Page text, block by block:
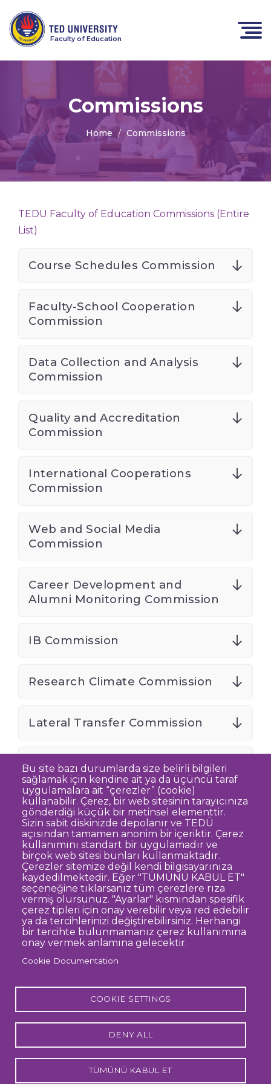
Faculty of Education
Commissions
Home Commissions
TEDU Faculty of Education Commissions (Entire
List)
Course Schedules Commission
Faculty-School Cooperation
Commission
Data Collection and Analysis
Commission
Quality and Accreditation
Commission
International Cooperations
Commission
Web and Social Media
Commission
Career Development and
Alumni Monitoring Commission
IB Commission
Research Climate Commission
Lateral Transfer Commission
TED Ambassador
Bu site bazı durumlarda size belirli bilgileri
sağlamak için kendine ait ya da üçüncü taraf
uygulamalara ait “çerezler” (cookie)
kullanabilir. Çerez, bir web sitesinin tarayıcınıza
gönderdiği küçük bir metinsel elementtir.
Sizin sabit diskinizde depolanır ve TEDÜ
açısından tamamen anonim bir içeriktir. Çerez
kullanımını standart bir uygulamadır ve
birçok web sitesi bunları kullanmaktadır.
Çerezler sitemize değil kendi bilgisayarınıza
kaydedilmektedir. Eğer "TÜMÜNÜ KABUL ET"
seçeneğine tıklarsanız tüm çerezlere rıza
vermiş olursunuz. "Ayarlar" kısmından spesifik
çerez tipleri için onay verebilir veya red edebilir
ya da tercihlerinizi değiştirebilirsiniz. Herhangi
bir tercihte bulunmamanız çerez kullanımına
onay vermek anlamına gelecektir.
Cookie Documentation
COOKIE SETTINGS
DENY ALL
TÜMÜNÜ KABUL ET
Dipnot
Clarification Text on Personal Data
Processing
Disclaimer
Corporate Identity
Open Consent Statement
© TED University. Ziya Gökalp Caddesi No:48 06420, Kolej
Çankaya - Ankara
UniversityUniversityUniversityUniversity